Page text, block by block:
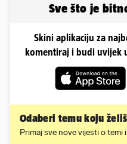
Sve što je
Skini aplikaciju za
komentiraj i budi uvijek
Odaberi temu koju
Primaj sve nove vijesti o temi